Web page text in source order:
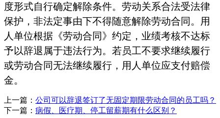
度形式自行确定解除条件。劳动关系合法受法律
保护，非法定事由下不得随意解除劳动合同。用
人单位根据《劳动合同》约定，业绩考核不达标
予以辞退属于违法行为。若员工不要求继续履行
或劳动合同无法继续履行，用人单位应支付赔偿
金。
上一篇： 公司可以辞退签订了无固定期限劳动合同的员工吗？
下一篇： 病假、医疗期、停工留薪期有什么区别？